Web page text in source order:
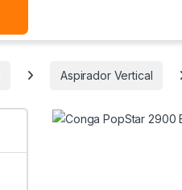
Aspirador Vertical